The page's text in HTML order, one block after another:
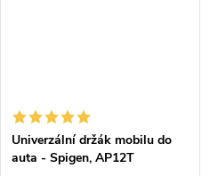
Univerzální držák mobilu do
auta - Spigen, AP12T